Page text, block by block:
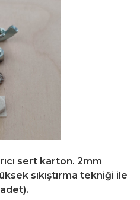
sert karton. 2mm
sıkıştırma tekniği ile